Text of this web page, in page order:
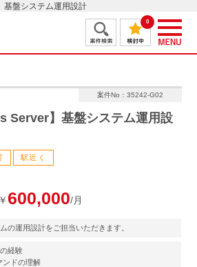
基盤システム運用設計
0
案件No：35242-G02
Server】基盤システム運用設
駅近く
600,000/月
の運用設計をご担当いただきます。
経験
ンドの理解